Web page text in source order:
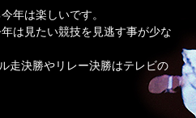
年は楽しいです。
は見たい競技を見逃す事が少な
走決勝やリレー決勝はテレビの